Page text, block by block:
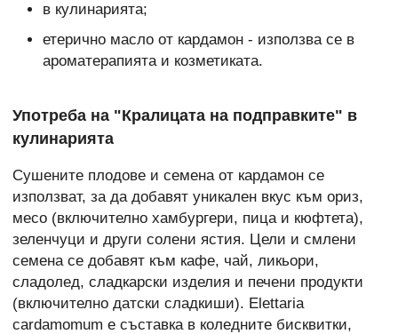
в кулинарията;
етерично масло от кардамон - използва се в
ароматерапията и козметиката.
Употреба на "Кралицата на подправките" в
кулинарията
Сушените плодове и семена от кардамон се
използват, за да добавят уникален вкус към ориз,
месо (включително хамбургери, пица и кюфтета),
зеленчуци и други солени ястия. Цели и смлени
семена се добавят към кафе, чай, ликьори,
сладолед, сладкарски изделия и печени продукти
(включително датски сладкиши). Elettaria
cardamomum е съставка в коледните бисквитки,